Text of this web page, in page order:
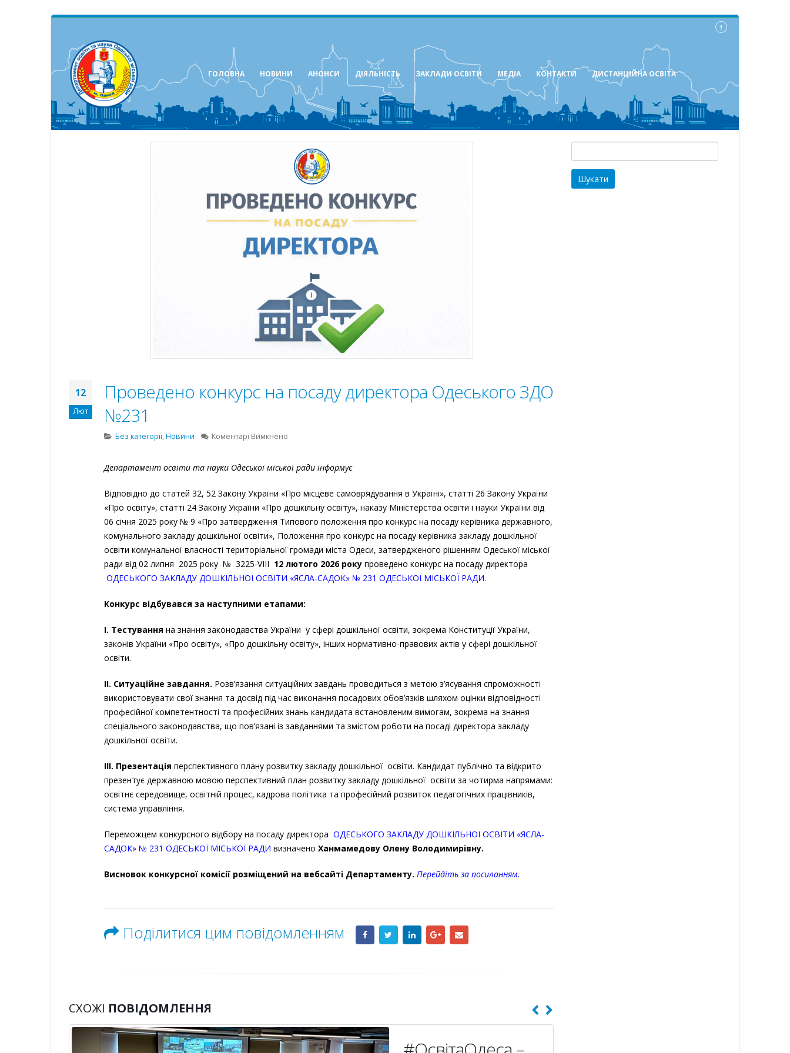
ГОЛОВНА НОВИНИ АНОНСИ ДІЯЛЬНІСТЬ ЗАКЛАДИ ОСВІТИ МЕДІА КОНТАКТИ ДИСТАНЦІЙНА ОСВІТА
12
Лют
Проведено конкурс на посаду директора Одеського ЗДО
№231
Без категорії,Новини Коментарі Вимкнено
на
директора
Одеського
ЗДО
№231
Департамент освіти та науки Одеської міської ради інформує
Відповідно до статей 32, 52 Закону України «Про місцеве самоврядування в Україні», статті 26 Закону України
«Про освіту», статті 24 Закону України «Про дошкільну освіту», наказу Міністерства освіти і науки України від
06 січня 2025 року № 9 «Про затвердження Типового положення про конкурс на посаду керівника державного,
комунального закладу дошкільної освіти», Положення про конкурс на посаду керівника закладу дошкільної
освіти комунальної власності територіальної громади міста Одеси, затвердженого рішенням Одеської міської
ради від 02 липня 2025 року № 3225-VIII 12 лютого 2026 року проведено конкурс на посаду директора
ОДЕСЬКОГО ЗАКЛАДУ ДОШКІЛЬНОЇ ОСВІТИ «ЯСЛА-САДОК» № 231 ОДЕСЬКОЇ МІСЬКОЇ РАДИ.
Конкурс відбувався за наступними етапами:
І. Тестування на знання законодавства України у сфері дошкільної освіти, зокрема Конституції України,
законів України «Про освіту», «Про дошкільну освіту», інших нормативно-правових актів у сфері дошкільної
освіти.
ІІ. Ситуаційне завдання. Розв’язання ситуаційних завдань проводиться з метою з’ясування спроможності
використовувати свої знання та досвід під час виконання посадових обов’язків шляхом оцінки відповідності
професійної компетентності та професійних знань кандидата встановленим вимогам, зокрема на знання
спеціального законодавства, що пов’язані із завданнями та змістом роботи на посаді директора закладу
дошкільної освіти.
ІІІ. Презентація перспективного плану розвитку закладу дошкільної освіти. Кандидат публічно та відкрито
презентує державною мовою перспективний план розвитку закладу дошкільної освіти за чотирма напрямами:
освітнє середовище, освітній процес, кадрова політика та професійний розвиток педагогічних працівників,
система управління.
Переможцем конкурсного відбору на посаду директора ОДЕСЬКОГО ЗАКЛАДУ ДОШКІЛЬНОЇ ОСВІТИ «ЯСЛА-
САДОК» № 231 ОДЕСЬКОЇ МІСЬКОЇ РАДИ визначено Ханмамедову Олену Володимирівну.
Висновок конкурсної комісії розміщений на вебсайті Департаменту. Перейдіть за посиланням.
Поділитися цим повідомленням
СХОЖІ ПОВІДОМЛЕННЯ